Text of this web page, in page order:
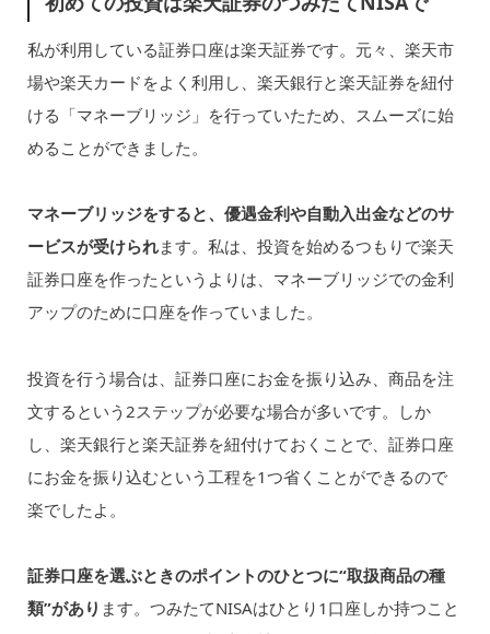
私が利用している証券口座は楽天証券です。元々、楽天市
場や楽天カードをよく利用し、楽天銀行と楽天証券を紐付
ける「マネーブリッジ」を行っていたため、スムーズに始
めることができました。
マネーブリッジをすると、優遇金利や自動入出金などのサ
ービスが受けられます。私は、投資を始めるつもりで楽天
証券口座を作ったというよりは、マネーブリッジでの金利
アップのために口座を作っていました。
投資を行う場合は、証券口座にお金を振り込み、商品を注
文するという2ステップが必要な場合が多いです。しか
し、楽天銀行と楽天証券を紐付けておくことで、証券口座
にお金を振り込むという工程を1つ省くことができるので
楽でしたよ。
証券口座を選ぶときのポイントのひとつに“取扱商品の種
類”があり ます。つみたてNISAはひとり1口座しか持つこと